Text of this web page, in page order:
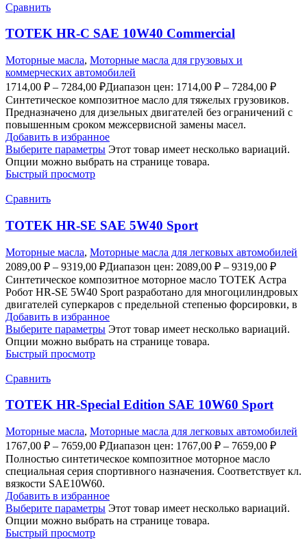
Сравнить
TOTEK HR-C SAE 10W40 Commercial
Моторные масла, Моторные масла для грузовых и
коммерческих автомобилей
1714,00 ₽ – 7284,00 ₽Диапазон цен: 1714,00 ₽ – 7284,00 ₽
Синтетическое композитное масло для тяжелых грузовиков.
Предназначено для дизельных двигателей без ограничений с
повышенным сроком межсервисной замены масел.
Добавить в избранное
Выберите параметры Этот товар имеет несколько вариаций.
Опции можно выбрать на странице товара.
Быстрый просмотр
Сравнить
TOTEK HR-SE SAE 5W40 Sport
Моторные масла, Моторные масла для легковых автомобилей
2089,00 ₽ – 9319,00 ₽Диапазон цен: 2089,00 ₽ – 9319,00 ₽
Синтетическое композитное моторное масло ТОТЕК Астра
Робот HR-SE 5W40 Sport разработано для многоцилиндровых
двигателей суперкаров с предельной степенью форсировки, в
Добавить в избранное
Выберите параметры Этот товар имеет несколько вариаций.
Опции можно выбрать на странице товара.
Быстрый просмотр
Сравнить
TOTEK HR-Special Edition SAE 10W60 Sport
Моторные масла, Моторные масла для легковых автомобилей
1767,00 ₽ – 7659,00 ₽Диапазон цен: 1767,00 ₽ – 7659,00 ₽
Полностью синтетическое композитное моторное масло
специальная серия спортивного назначения. Соответствует кл.
вязкости SAE10W60.
Добавить в избранное
Выберите параметры Этот товар имеет несколько вариаций.
Опции можно выбрать на странице товара.
Быстрый просмотр